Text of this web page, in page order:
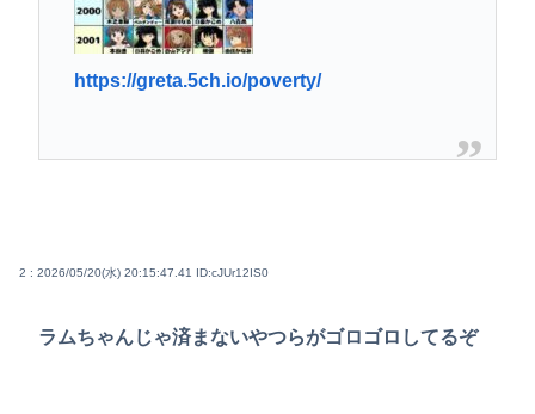
https://greta.5ch.io/poverty/
2 : 2026/05/20(水) 20:15:47.41 ID:cJUr12IS0
ラムちゃんじゃ済まないやつらがゴロゴロしてるぞ